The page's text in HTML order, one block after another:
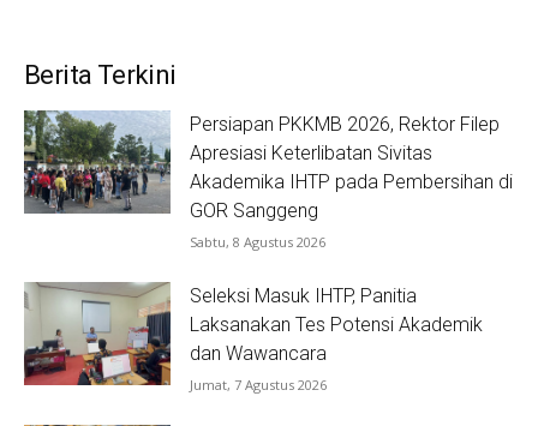
Berita Terkini
Persiapan PKKMB 2026, Rektor Filep
Apresiasi Keterlibatan Sivitas
Akademika IHTP pada Pembersihan di
GOR Sanggeng
Sabtu, 8 Agustus 2026
Seleksi Masuk IHTP, Panitia
Laksanakan Tes Potensi Akademik
dan Wawancara
Jumat, 7 Agustus 2026